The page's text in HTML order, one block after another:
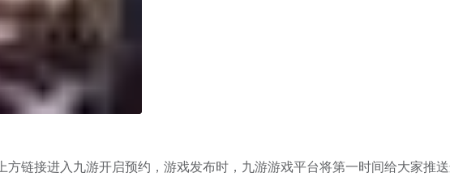
链接进入九游开启预约，游戏发布时，九游游戏平台将第一时间给大家推